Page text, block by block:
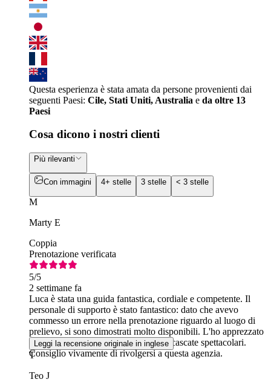
Questa esperienza è stata amata da persone provenienti dai
seguenti Paesi: Cile, Stati Uniti, Australia e da oltre 13
Paesi
Cosa dicono i nostri clienti
Più rilevanti
Con immagini 4+ stelle 3 stelle < 3 stelle
M
Marty E
Coppia
Prenotazione verificata
5/5
2 settimane fa
Luca è stata una guida fantastica, cordiale e competente. Il
personale di supporto è stato fantastico: dato che avevo
commesso un errore nella prenotazione riguardo al luogo di
prelievo, si sono dimostrati molto disponibili. L'ho apprezzato
molto. Il viaggio è stato fantastico, le cascate spettacolari.
Consiglio vivamente di rivolgersi a questa agenzia.
Leggi la recensione originale in inglese
T
Teo J